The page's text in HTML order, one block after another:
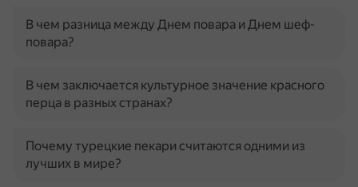
В чем разница между Днем повара и Днем шеф-
повара?
В чем заключается культурное значение красного
перца в разных странах?
Почему турецкие пекари считаются одними из
лучших в мире?